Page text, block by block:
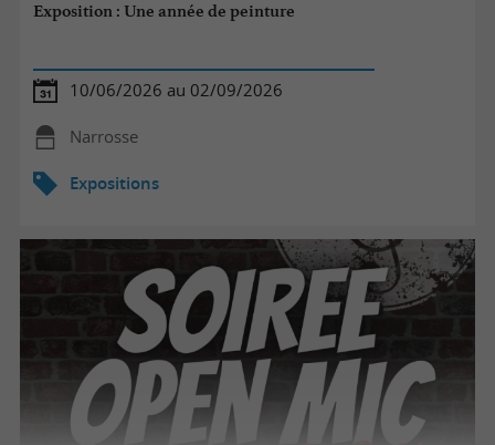
Exposition : Une année de peinture
10/06/2026 au 02/09/2026
Narrosse
Expositions